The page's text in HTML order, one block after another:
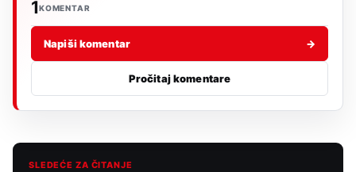
1KOMENTAR
Napiši komentar →
Pročitaj komentare
SLEDEĆE ZA ČITANJE